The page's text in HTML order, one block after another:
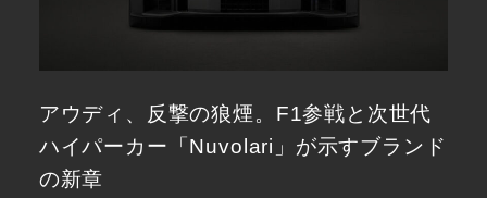
アウディ、反撃の狼煙。F1参戦と次世代
ハイパーカー「Nuvolari」が示すブランド
の新章